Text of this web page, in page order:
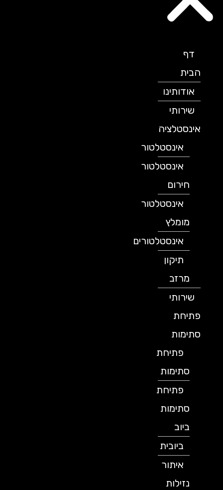
הבית
אודותינו
שירותי
אינסטלציה
אינסטלטור
אינסטלטור
חירום
אינסטלטור
מומלץ
אינסטלטורים
תיקון
מרזב
שירותי
פתיחת
סתימות
פתיחת
סתימות
פתיחת
סתימות
ביובית
איתור
נזילות